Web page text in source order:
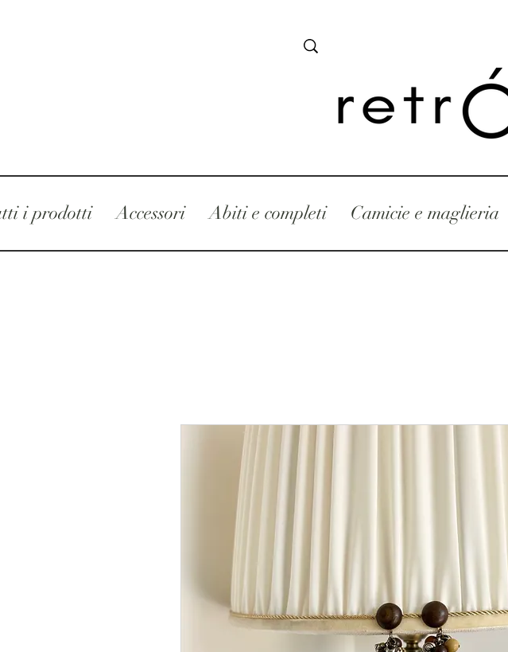
i prodotti Accessori Abiti e completi Camicie e maglieria